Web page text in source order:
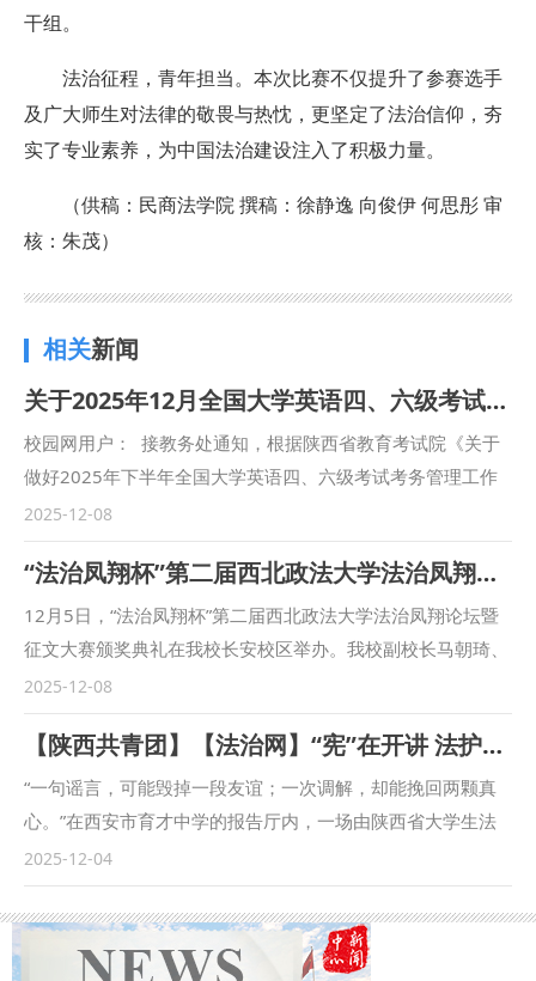
干组。
法治征程，青年担当。本次比赛不仅提升了参赛选手
及广大师生对法律的敬畏与热忱，更坚定了法治信仰，夯
实了专业素养，为中国法治建设注入了积极力量。
（供稿：民商法学院 撰稿：徐静逸 向俊伊 何思彤 审
核：朱茂）
相关新闻
关于2025年12月全国大学英语四、六级考试期间关闭校园网的公告
校园网用户： 接教务处通知，根据陕西省教育考试院《关于
做好2025年下半年全国大学英语四、六级考试考务管理工作
的通知》（陕试社考〔2025〕8号）的要求，在全国大学英语
四、六级考试期间将暂时关闭我校雁塔校区和长安校区的校园
网。 校园网关闭时间：2025年12月13日（星期六）9:00—
18:00。关闭期间对广大师生造成不便敬请谅解。 长安、雁塔
两校区图书馆校内借书还书、一卡通食堂消费业务不受影响；
长安校区教师公寓有线网络及雁塔校区家属区有线网络不受影
响。 特此公告！ 信息网络中心 2025年12月8日
2025-12-08
“法治凤翔杯”第二届西北政法大学法治凤翔论坛暨征文大赛颁奖典礼举办
12月5日，“法治凤翔杯”第二届西北政法大学法治凤翔论坛暨
征文大赛颁奖典礼在我校长安校区举办。我校副校长马朝琦、
凤翔区委常委、政法委书记、凤翔区法学会会长谭锋出席活
动。本次活动由宝鸡市凤翔区法学会、我校刑事法学院主办，
我校刑事法律科学研究中心、刑事辩护高级研究院、企业合规
研究院承办，《法学实践论丛》编辑部协办。 马朝琦向与会
嘉宾致以诚挚问候。他表示，本届法治凤翔杯的参赛作品皆紧
扣时代主题，充分展现了当代法学人的责任担当与专业素养，
未来，学校将进一步加强法治人才培养，为推动法治中国建设
贡献力量。 谭锋表示，学校与地方合作以来，在人才培养、
智库共建等方面取得扎实成效，期待未来以法治实践和基层治
2025-12-08
​【陕西共青团】【法治网】“宪”在开讲 法护青春 | 西北政法大学调解服务中心开展宪法日校际普法实践
“一句谣言，可能毁掉一段友谊；一次调解，却能挽回两颗真
心。”在西安市育才中学的报告厅内，一场由陕西省大学生法
治宣讲团——枫桥经验法治宣讲分团带来的情景剧《玩笑的边
界》，让在场师生屏息凝神、掌声频频。 为深入践行习近平
法治思想，贯彻“八五”普法规划对青少年法治教育的重点部
署，推动“枫桥经验”向校园延伸，在共青团西北政法大学委员
2025-12-04